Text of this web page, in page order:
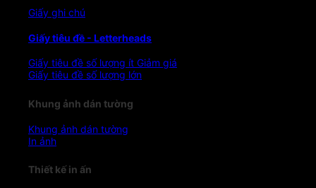
Giấy ghi chú
Giấy tiêu đề - Letterheads
Giấy tiêu đề số lượng ít
Giấy tiêu đề số lượng lớn
Khung ảnh dán tường
Khung ảnh dán tường
In ảnh
Thiết kế in ấn